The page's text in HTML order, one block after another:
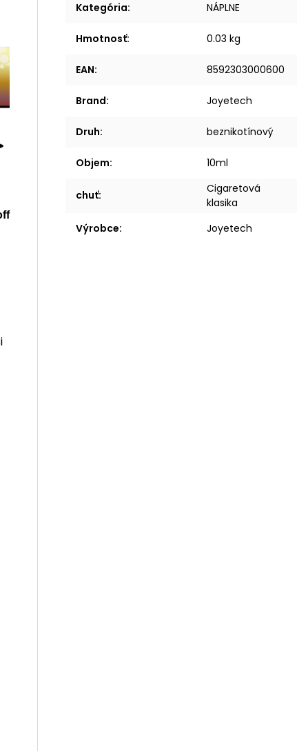
Kategória: NÁPLNE
Hmotnosť: 0.03 kg
EAN: 8592303000600
Brand: Joyetech
Druh: beznikotínový
Objem: 10ml
chuť:
Cigaretová
klasika
Výrobce: Joyetech